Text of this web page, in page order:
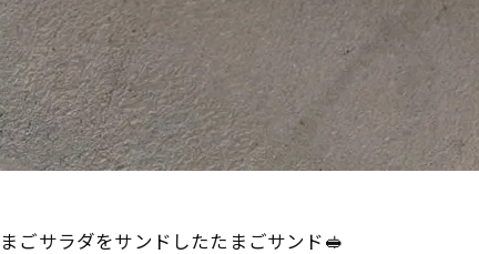
ごサラダをサンドしたたまごサンド🥪